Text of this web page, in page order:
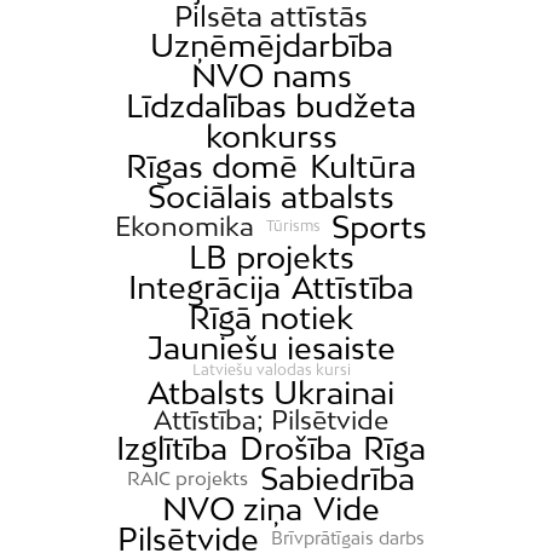
Pilsēta attīstās
Uzņēmējdarbība
NVO nams
Līdzdalības budžeta
konkurss
Rīgas domē Kultūra
Sociālais atbalsts
Ekonomika Tūrisms
Sports
LB projekts
Integrācija Attīstība
Rīgā notiek
Jauniešu iesaiste
Latviešu valodas kursi
Atbalsts Ukrainai
Attīstība; Pilsētvide
Izglītība Drošība Rīga
RAIC projekts
Sabiedrība
NVO ziņa Vide
Pilsētvide
Brīvprātīgais darbs